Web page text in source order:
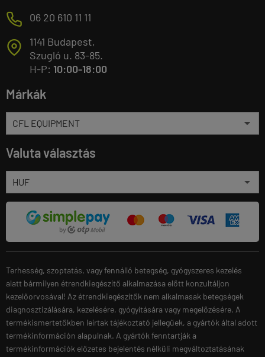
M 06 20 610 11 11
T
1141 Budapest,
Szugló u. 83-85.
H-P: 10:00-18:00
Márkák
Valuta választás
Terhesség, szoptatás, vagy fennálló betegség, gyógyszeres kezelés
alatt bármilyen étrendkiegészítő alkalmazása előtt konzultáljon
kezelőorvosával! Az étrendkiegészítők nem alkalmasak betegségek
diagnosztizálására, kezelésére, gyógyítására vagy megelőzésére. A
termékismertetőkben leírtak tájékoztató jellegűek, a gyártók által adott
termékinformáción alapulnak. A gyártók fenntartják a
termékinformációk előzetes bejelentés nélküli megváltoztatásának